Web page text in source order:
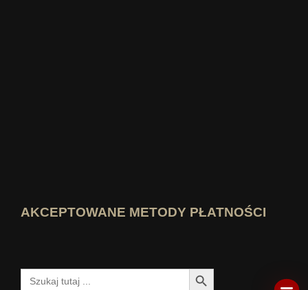
AKCEPTOWANE METODY PŁATNOŚCI
Szukaj: Przycisk wyszukiwania